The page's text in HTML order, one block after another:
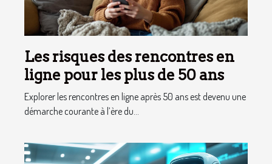
Les risques des rencontres en
ligne pour les plus de 50 ans
Explorer les rencontres en ligne après 50 ans est devenu une
démarche courante à l’ère du...